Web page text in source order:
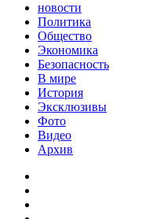
новости
Политика
Общество
Экономика
Безопасность
В мире
История
Эксклюзивы
Фото
Видео
Архив